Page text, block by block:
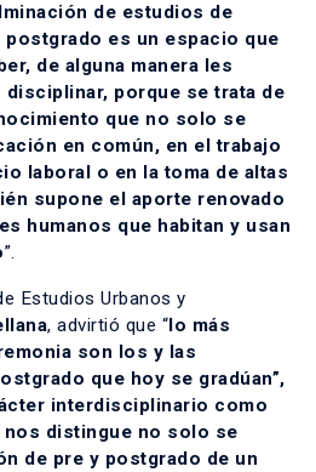
de estudios de
postgrado es un espacio que
de alguna manera les
porque se trata de
que no solo se
en común, en el trabajo
laboral o en la toma de altas
supone el aporte renovado
humanos que habitan y usan
”.
Estudios Urbanos y
, advirtió que “lo más
son los y las
que hoy se gradúan”,
interdisciplinario como
nos distingue no solo se
de pre y postgrado de un